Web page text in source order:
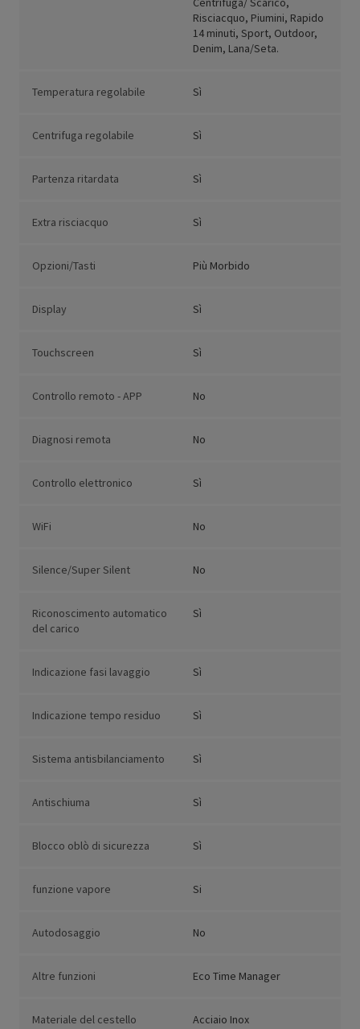
Risciacquo, Piumini, Rapido
14 minuti, Sport, Outdoor,
Denim, Lana/Seta.
Temperatura regolabile Sì
Centrifuga regolabile Sì
Partenza ritardata Sì
Extra risciacquo Sì
Opzioni/Tasti Più Morbido
Display Sì
Touchscreen Sì
Controllo remoto - APP No
Diagnosi remota No
Controllo elettronico Sì
WiFi No
Silence/Super Silent No
Riconoscimento automatico
del carico
Sì
Indicazione fasi lavaggio Sì
Indicazione tempo residuo Sì
Sistema antisbilanciamento Sì
Antischiuma Sì
Blocco oblò di sicurezza Sì
funzione vapore Si
Autodosaggio No
Altre funzioni Eco Time Manager
Materiale del cestello Acciaio Inox